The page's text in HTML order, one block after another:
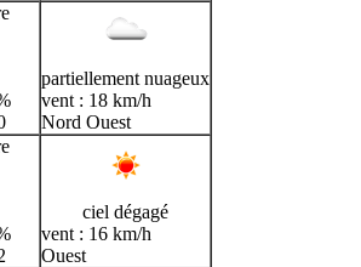
partiellement nuageux
vent : 18 km/h
Nord Ouest
ciel dégagé
vent : 16 km/h
Ouest